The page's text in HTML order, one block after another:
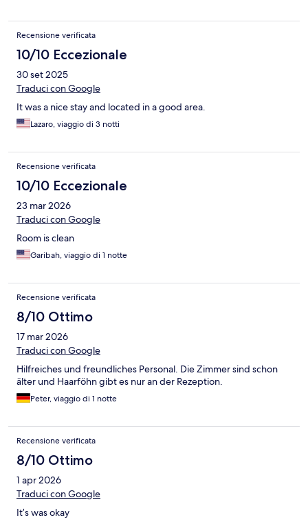
Recensione verificata
10/10 Eccezionale
30 set 2025
Traduci con Google
It was a nice stay and located in a good area.
Lazaro, viaggio di 3 notti
Recensione verificata
10/10 Eccezionale
23 mar 2026
Traduci con Google
Room is clean
Garibah, viaggio di 1 notte
Recensione verificata
8/10 Ottimo
17 mar 2026
Traduci con Google
Hilfreiches und freundliches Personal. Die Zimmer sind schon
älter und Haarföhn gibt es nur an der Rezeption.
Peter, viaggio di 1 notte
Recensione verificata
8/10 Ottimo
1 apr 2026
Traduci con Google
It’s was okay